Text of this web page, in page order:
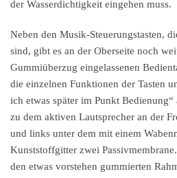
der Wasserdichtigkeit eingehen muss.
Neben den Musik-Steuerungstasten,
sind, gibt es an der Oberseite noch
Gummiüberzug eingelassenen
die einzelnen Funktionen der Tasten
ich etwas später im Punkt
zu dem aktiven Lautsprecher an der
und links unter dem mit einem
Kunststoffgitter zwei
den etwas vorstehen gummierten